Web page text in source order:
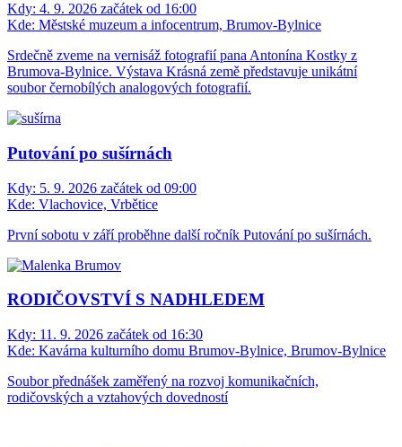
Kdy: 4. 9. 2026 začátek od 16:00
Kde: Městské muzeum a infocentrum, Brumov-Bylnice
Srdečně zveme na vernisáž fotografií pana Antonína Kostky z
Brumova-Bylnice. Výstava Krásná země představuje unikátní
soubor černobílých analogových fotografií.
Putování po sušírnách
Kdy: 5. 9. 2026 začátek od 09:00
Kde: Vlachovice, Vrbětice
První sobotu v září proběhne další ročník Putování po sušírnách.
RODIČOVSTVÍ S NADHLEDEM
Kdy: 11. 9. 2026 začátek od 16:30
Kde: Kavárna kulturního domu Brumov-Bylnice, Brumov-Bylnice
Soubor přednášek zaměřený na rozvoj komunikačních,
rodičovských a vztahových dovedností